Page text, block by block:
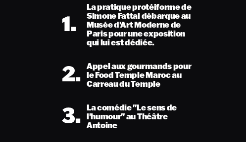
1.
La pratique protéiforme de
Simone Fattal débarque au
Musée d'Art Moderne de
Paris pour une exposition
qui lui est dédiée.
2. Appel aux gourmands pour
le Food Temple Maroc au
Carreau du Temple
3. La comédie "Le sens de
l'humour" au Théâtre
Antoine